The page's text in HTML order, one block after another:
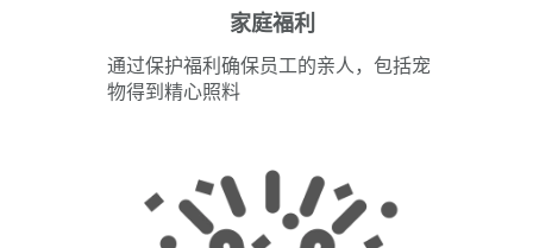
家庭福利
通过保护福利确保员工的亲人，包括宠
物得到精心照料